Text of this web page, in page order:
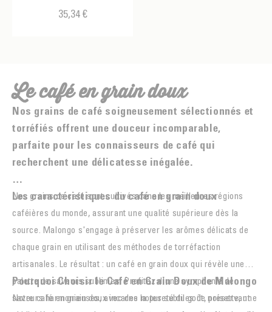
35,34 €
Le café en grain doux
Nos grains de café soigneusement sélectionnés et
torréfiés offrent une douceur incomparable,
parfaite pour les connaisseurs de café qui
recherchent une délicatesse inégalée.
Les caractéristiques du café en grain doux
Nos grains de café sont cultivés dans les meilleures régions
caféières du monde, assurant une qualité supérieure dès la
source. Malongo s'engage à préserver les arômes délicats de
chaque grain en utilisant des méthodes de torréfaction
artisanales. Le résultat : un café en grain doux qui révèle une
palette de saveurs sublimes. Profitez d'une symphonie de
saveurs harmonieuses, avec des notes subtiles de noisette, une
Pourquoi Choisir le Café en Grain Doux de Malongo
Notre café en grain doux incarne la pureté du goût, préservant